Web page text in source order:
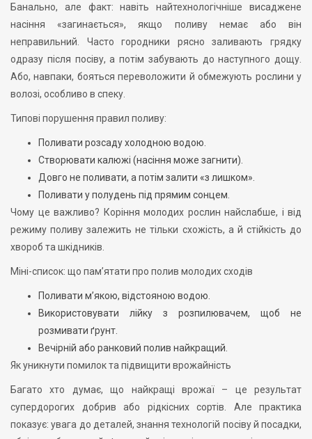
Банально, але факт: навіть найтехнологічніше висаджене
насіння «загинається», якщо поливу немає або він
неправильний. Часто городники рясно заливають грядку
одразу після посіву, а потім забувають до наступного дощу.
Або, навпаки, бояться переволожити й обмежують рослини у
волозі, особливо в спеку.
Типові порушення правил поливу:
Поливати розсаду холодною водою.
Створювати калюжі (насіння може загнити).
Довго не поливати, а потім залити «з лишком».
Поливати у полудень під прямим сонцем.
Чому це важливо? Коріння молодих рослин найслабше, і від
режиму поливу залежить не тільки схожість, а й стійкість до
хвороб та шкідників.
Міні-список: що пам’ятати про полив молодих сходів
Поливати м’якою, відстояною водою.
Використовувати лійку з розпилювачем, щоб не
розмивати ґрунт.
Вечірній або ранковий полив найкращий.
Як уникнути помилок та підвищити врожайність
Багато хто думає, що найкращі врожаї – це результат
супердорогих добрив або рідкісних сортів. Але практика
показує: увага до деталей, знання технологій посіву й посадки,